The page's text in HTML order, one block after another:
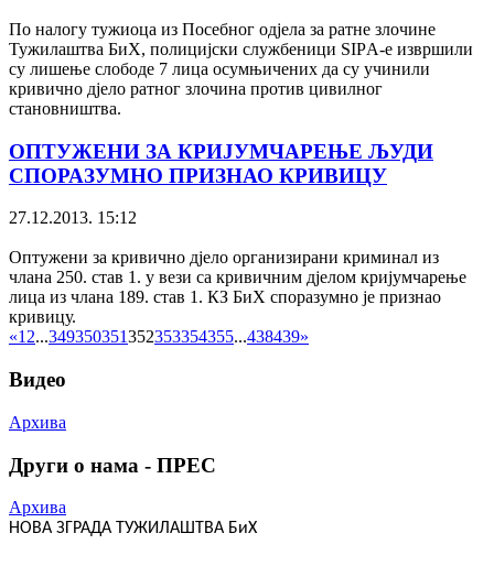
По налогу тужиоца из Посебног одјела за ратне злочине
Тужилаштва БиХ, полицијски службеници SIPА-е извршили
су лишење слободе 7 лица осумњичених да су учинили
кривично дјело ратног злочина против цивилног
становништва.
ОПТУЖЕНИ ЗА КРИЈУМЧАРЕЊЕ ЉУДИ
СПОРАЗУМНО ПРИЗНАО КРИВИЦУ
27.12.2013. 15:12
Оптужени за кривично дјело организирани криминал из
члана 250. став 1. у вези са кривичним дјелом кријумчарење
лица из члана 189. став 1. КЗ БиХ споразумно је признао
кривицу.
«12...349350351352353354355...438439»
Видео
Архива
Други о нама - ПРЕС
Архива
НОВА ЗГРАДА ТУЖИЛАШТВА БиХ